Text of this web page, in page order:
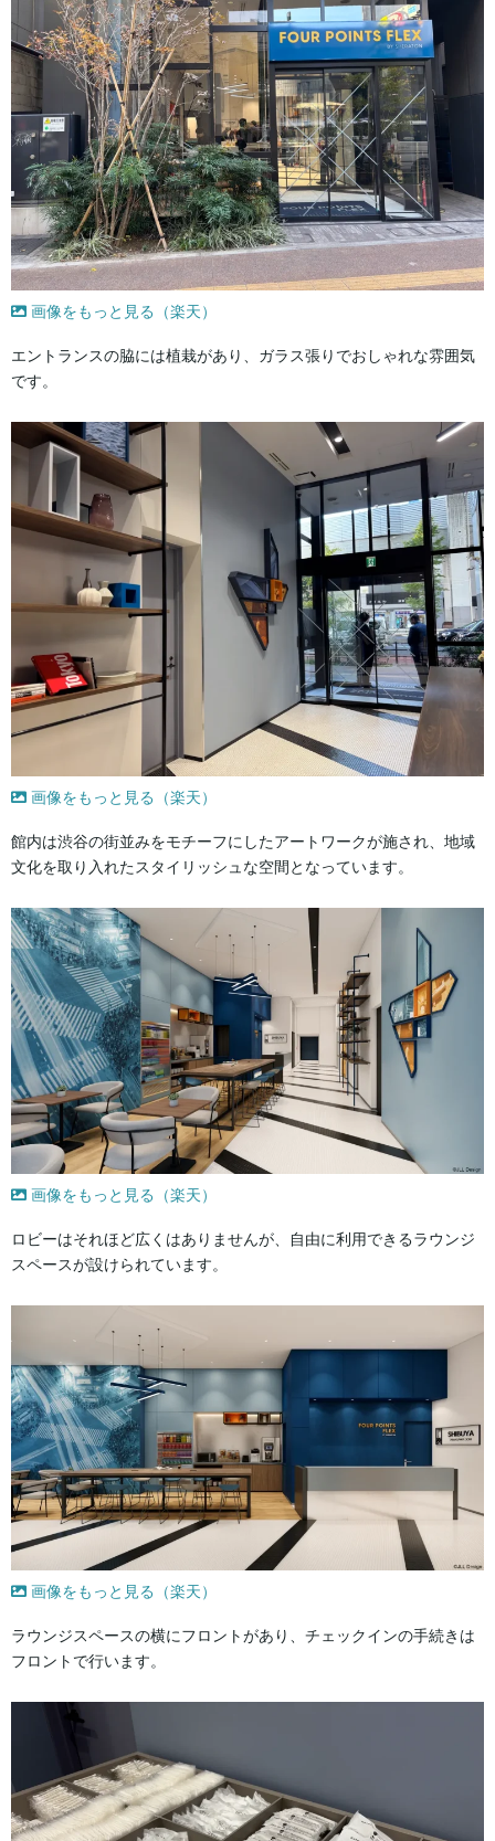
画像をもっと見る（楽天）
エントランスの脇には植栽があり、ガラス張りでおしゃれな雰囲気
です。
画像をもっと見る（楽天）
館内は渋谷の街並みをモチーフにしたアートワークが施され、地域
文化を取り入れたスタイリッシュな空間となっています。
画像をもっと見る（楽天）
ロビーはそれほど広くはありませんが、自由に利用できるラウンジ
スペースが設けられています。
画像をもっと見る（楽天）
ラウンジスペースの横にフロントがあり、チェックインの手続きは
フロントで行います。